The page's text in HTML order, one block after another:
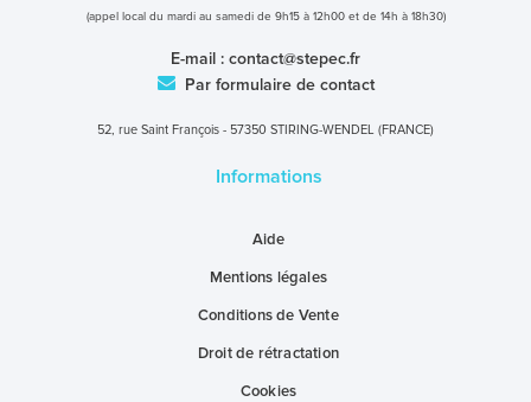
(appel local du mardi au samedi de 9h15 à 12h00 et de 14h à 18h30)
E-mail : contact@stepec.fr
Par formulaire de contact
52, rue Saint François - 57350 STIRING-WENDEL (FRANCE)
Informations
Aide
Mentions légales
Conditions de Vente
Droit de rétractation
Cookies